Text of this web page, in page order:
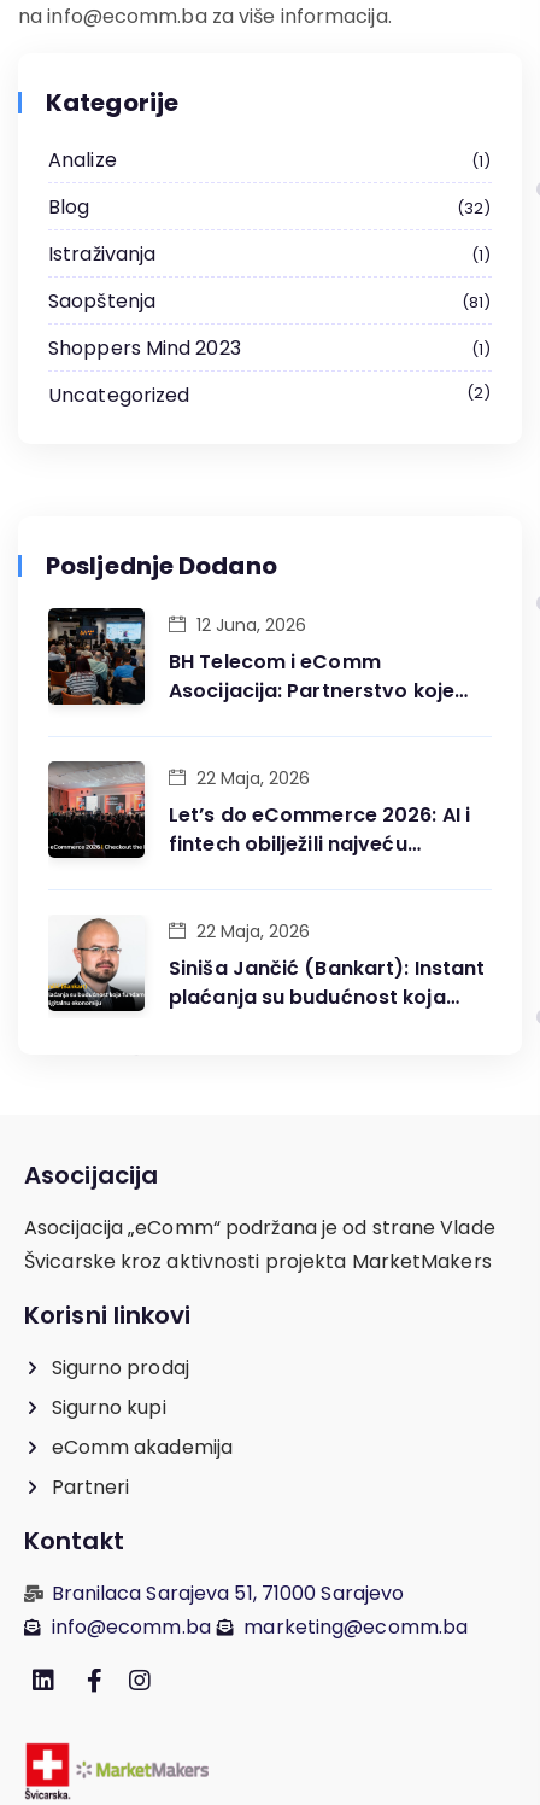
na info@ecomm.ba za više informacija.
Kategorije
Analize 1
Blog 32
Istraživanja 1
Saopštenja 81
Shoppers Mind 2023 1
Uncategorized 2
Posljednje Dodano
BH Telecom i eComm
Asocijacija: Partnerstvo koje
12 Juna, 2026
Let’s do eCommerce 2026: AI i
fintech obilježili najveću
22 Maja, 2026
Siniša Jančić (Bankart): Instant
plaćanja su budućnost koja
22 Maja, 2026
Asocijacija
Asocijacija „eComm“ podržana je od strane Vlade
Švicarske kroz aktivnosti projekta MarketMakers
Korisni linkovi
Sigurno prodaj
Sigurno kupi
eComm akademija
Partneri
Kontakt
Branilaca Sarajeva 51, 71000 Sarajevo
info@ecomm.ba
marketing@ecomm.ba